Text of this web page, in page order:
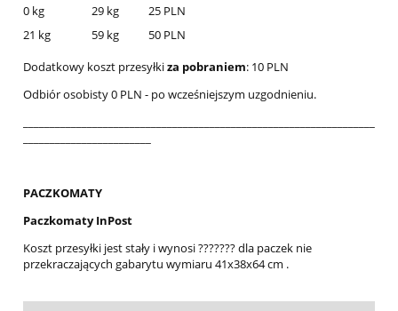
0 kg
29 kg
25 PLN
21 kg
59 kg
50 PLN
Dodatkowy koszt przesyłkiza pobraniem: 10 PLN
Odbiór osobisty 0 PLN - po wcześniejszym uzgodnieniu.
PACZKOMATY
Paczkomaty InPost
Koszt przesyłki jest stały i wynosi ??????? dla paczek nie
przekraczających gabarytu wymiaru 41x38x64 cm .